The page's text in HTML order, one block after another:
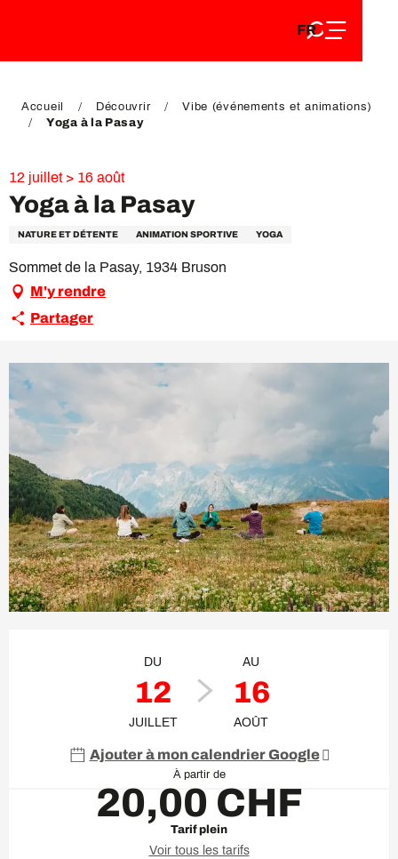
DE
FR
EN
Accueil Découvrir
Vibe (événements et animations)
Yoga à la Pasay
12 juillet > 16 août
Yoga à la Pasay
NATURE ET DÉTENTE ANIMATION SPORTIVE YOGA
Sommet de la Pasay, 1934 Bruson
M'y rendre
Partager
DU
12
JUILLET
AU
16
AOÛT
Ajouter à mon calendrier Google
À partir de
20,00 CHF
Tarif plein
Voir tous les tarifs